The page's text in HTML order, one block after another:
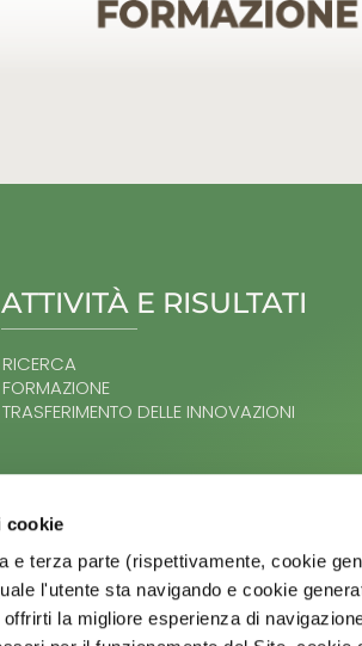
cookie
e terza parte (rispettivamente, cookie
l'utente sta navigando e cookie
la migliore esperienza di
ATTIVITÀ E RISULTATI
RICERCA
FORMAZIONE
TRASFERIMENTO DELLE INNOVAZIONI
HOME
AGER
ATTIVITÀ E RISULTATI
BANDI